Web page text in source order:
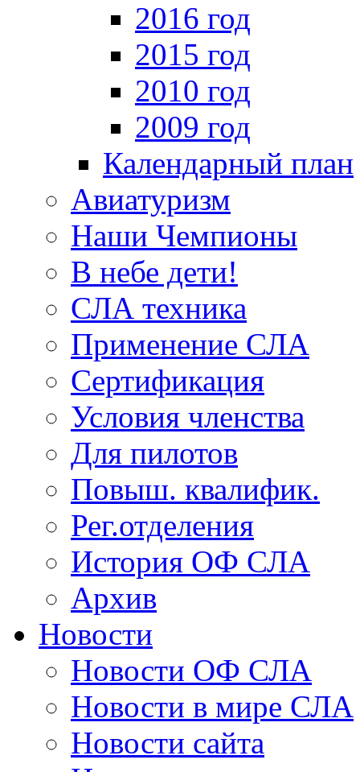
2016 год
2015 год
2010 год
2009 год
Календарный план
Авиатуризм
Наши Чемпионы
В небе дети!
СЛА техника
Применение СЛА
Сертификация
Условия членства
Для пилотов
Повыш. квалифик.
Рег.отделения
История ОФ СЛА
Архив
Новости
Новости ОФ СЛА
Новости в мире СЛА
Новости сайта